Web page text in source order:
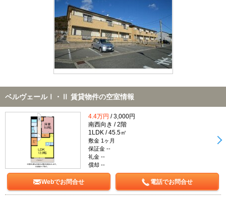
不動産会社から
TOP
ベルヴェールⅠ・Ⅱ 賃貸物件の空室情報
4.4万円 / 3,000円
南西向き / 2階
1LDK / 45.5㎡
敷金 1ヶ月
保証金 --
礼金 --
償却 --
Webでお問合せ 電話でお問合せ